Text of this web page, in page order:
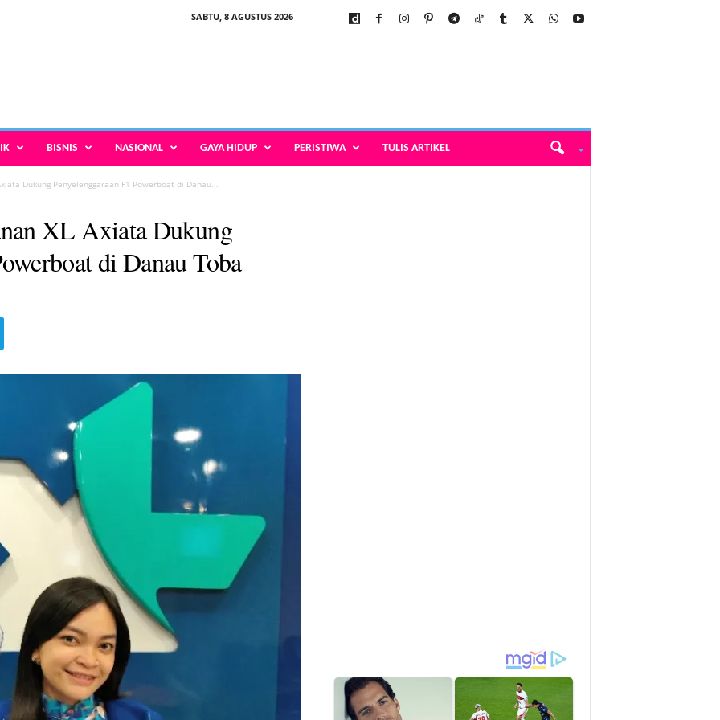
SABTU, 8 AGUSTUS 2026
BISNIS NASIONAL GAYA HIDUP PERISTIWA TULIS ARTIKEL
Dukung Penyelenggaraan F1 Powerboat di Danau...
XL Axiata Dukung
di Danau Toba